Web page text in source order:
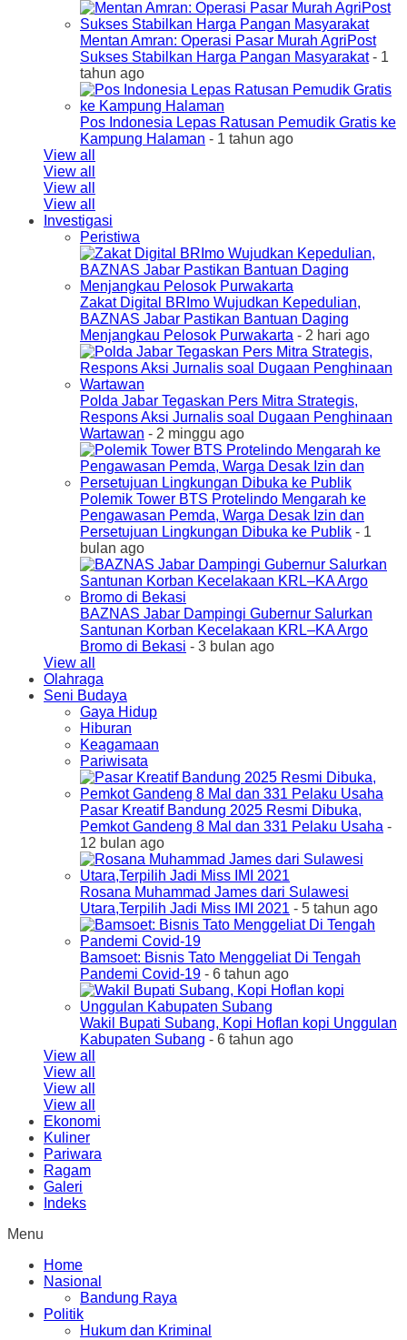
Mentan Amran: Operasi Pasar Murah AgriPost
Sukses Stabilkan Harga Pangan Masyarakat- 1
tahun ago
Pos Indonesia Lepas Ratusan Pemudik Gratis ke
Kampung Halaman - 1 tahun ago
View all
View all
View all
View all
Investigasi
Peristiwa
Zakat Digital BRImo Wujudkan Kepedulian,
BAZNAS Jabar Pastikan Bantuan Daging
Menjangkau Pelosok Purwakarta - 2 hari ago
Polda Jabar Tegaskan Pers Mitra Strategis,
Respons Aksi Jurnalis soal Dugaan Penghinaan
Wartawan - 2 minggu ago
Polemik Tower BTS Protelindo Mengarah ke
Pengawasan Pemda, Warga Desak Izin dan
Persetujuan Lingkungan Dibuka ke Publik - 1
bulan ago
BAZNAS Jabar Dampingi Gubernur Salurkan
Santunan Korban Kecelakaan KRL–KA Argo
Bromo di Bekasi - 3 bulan ago
View all
Olahraga
Seni Budaya
Gaya Hidup
Hiburan
Keagamaan
Pariwisata
Pasar Kreatif Bandung 2025 Resmi Dibuka,
Pemkot Gandeng 8 Mal dan 331 Pelaku Usaha -
12 bulan ago
Rosana Muhammad James dari Sulawesi
Utara,Terpilih Jadi Miss IMI 2021 - 5 tahun ago
Bamsoet: Bisnis Tato Menggeliat Di Tengah
Pandemi Covid-19 - 6 tahun ago
Wakil Bupati Subang, Kopi Hoflan kopi Unggulan
Kabupaten Subang - 6 tahun ago
View all
View all
View all
View all
Ekonomi
Kuliner
Pariwara
Ragam
Galeri
Indeks
Menu
Home
Nasional
Bandung Raya
Politik
Hukum dan Kriminal